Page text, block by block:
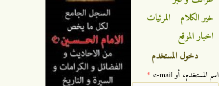
خير الكلام
المرئيات
اخبار الموقع
دخول المستخدم
‏اسم المستخدم، أو e-mail ‏ *